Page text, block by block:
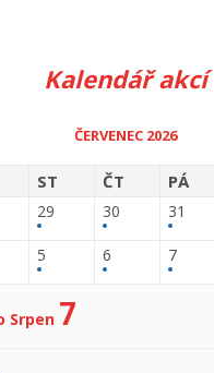
Kalendář akcí
ČERVENEC 2026
ST ČT PÁ
29 30 31
5 6 7
Srpen 7